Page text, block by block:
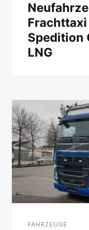
Spedition
LNG
FAHRZEUGE